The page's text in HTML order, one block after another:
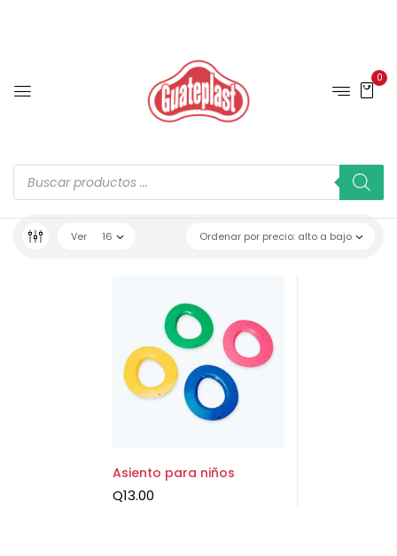
0
Ordenar por precio: alto a bajo
Ver 16
Asiento para niños
Q13.00